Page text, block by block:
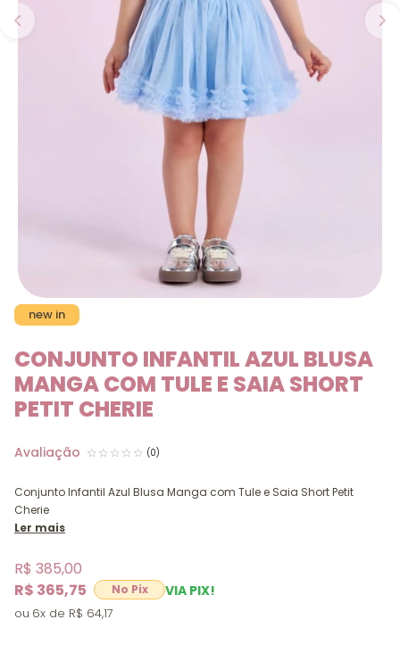
new in
CONJUNTO INFANTIL AZUL BLUSA
MANGA COM TULE E SAIA SHORT
PETIT CHERIE
(0)
Conjunto Infantil Azul Blusa Manga com Tule e Saia Short Petit
Cherie
Ler mais
R$ 365,75 VIA PIX!
R$ 385,00
6x R$ 64,17